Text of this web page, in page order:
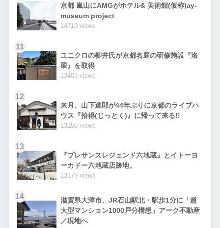
京都 嵐山にAMGがホテル& 美術館(仮称)ay-
museum project
14710 views
11
ユニクロの柳井氏が京都名庭の研修施設『洛
翠』を取得
13403 views
12
来月、山下達郎が44年ぶりに京都のライブハ
ウス『拾得(じっとく)』に帰って来る!!
13250 views
13
『プレサンスレジェンド六地蔵』とイトーヨ
ーカドー六地蔵店跡地。
13179 views
14
滋賀県大津市、JR石山駅北・駅歩1分に「超
大型マンション1000戸分構想」アーク不動産
／現地へ